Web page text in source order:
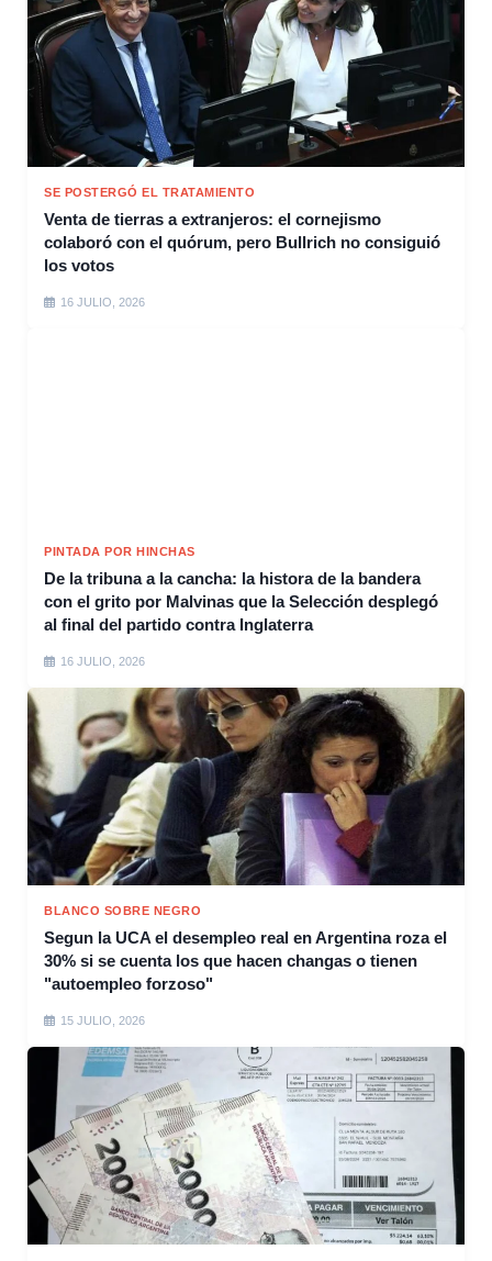
SE POSTERGÓ EL TRATAMIENTO
Venta de tierras a extranjeros: el cornejismo
colaboró con el quórum, pero Bullrich no consiguió
los votos
16 JULIO, 2026
PINTADA POR HINCHAS
De la tribuna a la cancha: la histora de la bandera
con el grito por Malvinas que la Selección desplegó
al final del partido contra Inglaterra
16 JULIO, 2026
BLANCO SOBRE NEGRO
Segun la UCA el desempleo real en Argentina roza el
30% si se cuenta los que hacen changas o tienen
"autoempleo forzoso"
15 JULIO, 2026